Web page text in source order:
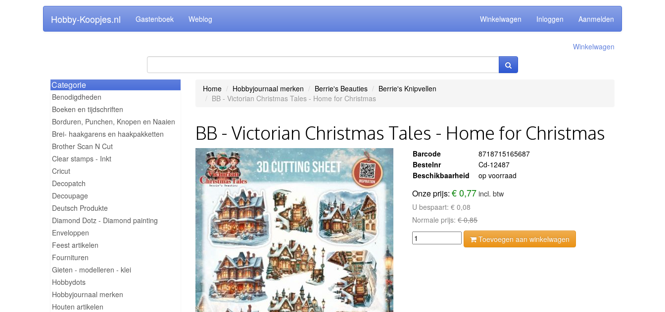
Hobby-Koopjes.nl Gastenboek Weblog Winkelwagen Inloggen Aanmelden
Winkelwagen
Categorie
Benodigdheden
Boeken en tijdschriften
Borduren, Punchen, Knopen en Naaien
Brei- haakgarens en haakpakketten
Brother Scan N Cut
Clear stamps - Inkt
Cricut
Decopatch
Decoupage
Deutsch Produkte
Diamond Dotz - Diamond painting
Enveloppen
Feest artikelen
Fournituren
Gieten - modelleren - klei
Hobbydots
Hobbyjournaal merken
Houten artikelen
Home Hobbyjournaal merken Berrie's Beauties
Berrie's Knipvellen
BB - Victorian Christmas Tales - Home for Christmas
BB - Victorian Christmas Tales - Home for Christmas
Barcode
8718715165687
Bestelnr
Cd-12487
Beschikbaarheid
op voorraad
Onze prijs:€ 0,77 incl. btw
U bespaart:€ 0,08
Normale prijs:€ 0,85
Toevoegen aan winkelwagen